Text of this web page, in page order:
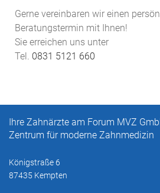
Gerne vereinbaren wir einen
Beratungstermin mit Ihnen!
Sie erreichen uns unter
Tel. 0831 5121 660
Ihre Zahnärzte am Forum MVZ
Zentrum für moderne Zahnmedizin
Königstraße 6
87435 Kempten